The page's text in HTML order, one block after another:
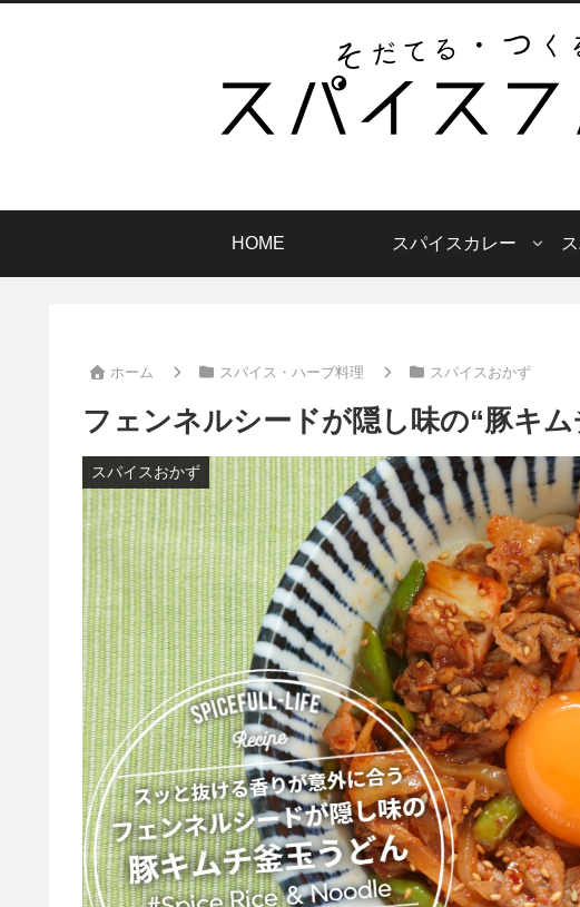
HOME スパイスカレー
ホーム スパイス・ハーブ料理 スパイスおかず
フェンネルシードが隠し味の“豚キ
スパイスおかず